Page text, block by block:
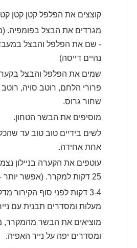
קוצצים את הפלפל קטן קטן
מגרדים את הבצל בפומפיה.
- שם את הפלפל והבצל
נהיים דייסה)
שמים את הפלפל והבצל
פרורי הלחם, רוטב סויה, רוטב
שחור גרוס.
מוסיפים את הבשר הטחון.
לשים בידיים טוב טוב עד
אחת אחידה.
25 דקות למקרר. (אפשר יותר - עד שעתיים)
מעלות ומסדרים תבנית עם
מוציאים את הבשר מהמקרר,
ומסדרים יפה על נייר האפיה.